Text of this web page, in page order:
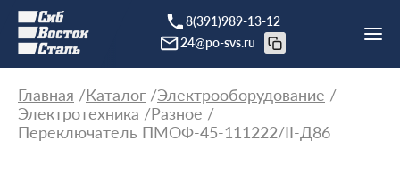
8(391)989-13-12
24@po-svs.ru
Главная Каталог Электрооборудование
Электротехника
Разное
Переключатель ПМОФ-45-111222/II-Д86